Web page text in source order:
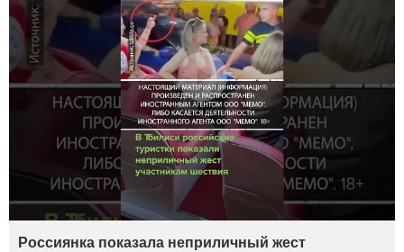
Россиянка показала неприличный жест